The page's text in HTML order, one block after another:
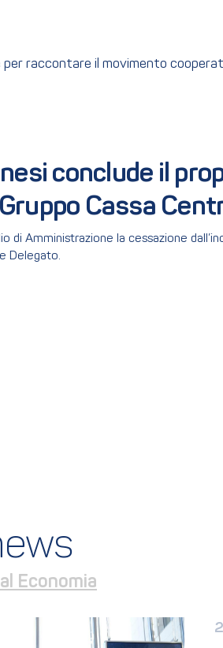
raccontare il movimento
conclude il
Cassa
di Amministrazione la cessazione
Delegato.
Economia